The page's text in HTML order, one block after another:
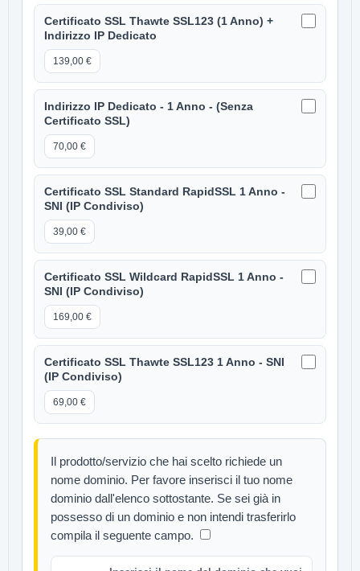
139,00 €
Certificato SSL Thawte SSL123 (1 Anno) +
Indirizzo IP Dedicato
70,00 €
Indirizzo IP Dedicato - 1 Anno - (Senza
Certificato SSL)
39,00 €
Certificato SSL Standard RapidSSL 1 Anno -
SNI (IP Condiviso)
169,00 €
Certificato SSL Wildcard RapidSSL 1 Anno -
SNI (IP Condiviso)
69,00 €
Certificato SSL Thawte SSL123 1 Anno - SNI
(IP Condiviso)
Il prodotto/servizio che hai scelto richiede un
nome dominio. Per favore inserisci il tuo nome
dominio dall'elenco sottostante. Se sei già in
possesso di un dominio e non intendi trasferirlo
compila il seguente campo.